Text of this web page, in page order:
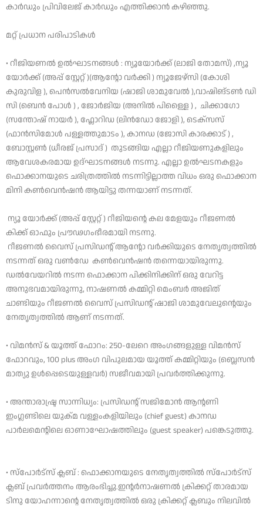
കാർഡും പ്രിവിലേജ് കാർഡും എത്തിക്കാൻ കഴിഞ്ഞു.
മറ്റ് പ്രധാന പരിപാടികൾ
• റീജിയണൽ ഉൽഘാടനങ്ങൾ : ന്യൂയോർക്ക് (ലാജി തോമസ്) ,ന്യൂ
യോർക്ക് (അപ്പ് സ്റ്റേറ്റ് )(ആന്റോ വർക്കി ) ന്യൂജേഴ്സി (കോശി
കുരുവിള ), പെൻസൽവേനിയ (ഷാജി ശാമുവേൽ ),വാഷിങ്ടൺ ഡി
സി (ബെൻ പോൾ ) , ജോർജിയ (അനിൽ പിള്ളൈ ) , ചിക്കാഗോ
(സന്തോഷ് നായർ ), ഫ്ലോറിഡ (ലിൻഡോ ജോളി ), ടെക്സസ്
(ഫാൻസിമോൾ പള്ളത്തുമാടം ), കാനഡ (ജോസി കാരക്കാട് ) ,
ബോസ്റ്റൺ (ധീരജ് പ്രസാദ് ) തുടങ്ങിയ എല്ലാ റീജിയണുകളിലും
ആവേശകരമായ ഉദ്ഘാടനങ്ങൾ നടന്നു. എല്ലാ ഉൽഘടനകളും
ഫൊക്കാനയുടെ ചരിത്രത്തിൽ നടന്നിട്ടില്ലാത്ത വിധം ഒരു ഫൊക്കാന
മിനി കൺവെൻഷൻ ആയിട്ടു തന്നയാണ് നടന്നത്.
ന്യൂ യോർക്ക് (അപ്പ് സ്റ്റേറ്റ് ) റീജിയന്റെ കല മേളയും റീജണൽ
കിക്ക്‌ ഓഫും പ്രൗഢഗംഭീരമായി നടന്നു.
റീജണൽ വൈസ് പ്രസിഡന്റ് ആന്റോ വർക്കിയുടെ നേതൃത്വത്തിൽ
നടന്നത്‌ ഒരു വൺഡേ കൺവെൻഷൻ തന്നെയായിരുന്നു.
ഡൽവേയറിൽ നടന്ന ഫൊക്കാന പിക്കിനിക്കിന് ഒരു വേറിട്ട
അനുഭവമായിരുന്നു, നാഷണൽ കമ്മിറ്റി മെംബർ അജിത്
ചാണ്ടിയും റീജണൽ വൈസ് പ്രസിഡന്റ് ഷാജി ശാമുവേലുന്റെയും
നേതൃത്വത്തിൽ ആണ് നടന്നത്.
• വിമൻസ് & യൂത്ത് ഫോറം: 250-ലേറെ അംഗങ്ങളുള്ള വിമൻസ്
ഫോറവും, 100 plus അംഗ വിപുലമായ യൂത്ത് കമ്മിറ്റിയും (ബ്ലെസൻ
മാത്യു ഉൾപ്പെടെയുള്ളവർ) സജീവമായി പ്രവർത്തിക്കുന്നു.
• അന്താരാഷ്ട്ര സാന്നിധ്യം: പ്രസിഡന്റ് സജിമോൻ ആന്റണി
ഇംഗ്ലണ്ടിലെ യുക്മ വള്ളംകളിയിലും (chief guest) കാനഡ
പാർലമെന്റിലെ ഓണാഘോഷത്തിലും (guest speaker) പങ്കെടുത്തു.
• സ്പോർട്സ് ക്ലബ് : ഫൊക്കാനയുടെ നേതൃത്വത്തിൽ സ്പോർട്സ്
ക്ലബ് പ്രവർത്തനം ആരംഭിച്ചു.ഇന്റർനാഷണൽ ക്രിക്കറ്റ് താരമായ
ടിനു യോഹന്നാന്റെ നേതൃത്വത്തിൽ ഒരു ക്രിക്കറ്റ് ക്ലബും നിലവിൽ